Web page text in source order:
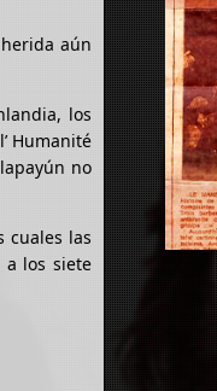
aún
los
Humanité
no
cuales las
a los siete